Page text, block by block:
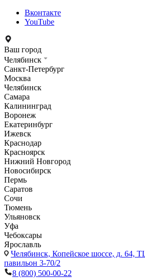
Вконтакте
YouTube
Ваш город
Челябинск
Санкт-Петербург
Москва
Челябинск
Самара
Калининград
Воронеж
Екатеринбург
Ижевск
Краснодар
Красноярск
Нижний Новгород
Новосибирск
Пермь
Саратов
Сочи
Тюмень
Ульяновск
Уфа
Чебоксары
Ярославль
Челябинск, Копейское шоссе, д. 64,
павильон 3-70/2
8 (800) 500-00-22